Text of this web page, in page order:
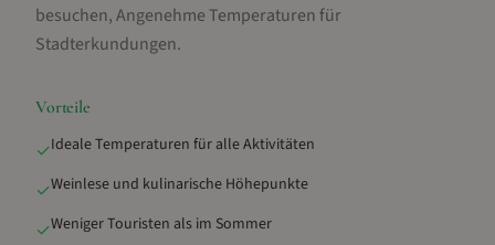
besuchen, Angenehme Temperaturen für
Stadterkundungen.
Vorteile
✓Ideale Temperaturen für alle Aktivitäten
✓Weinlese und kulinarische Höhepunkte
✓Weniger Touristen als im Sommer